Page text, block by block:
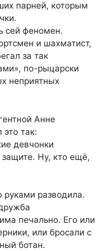
парней, которым
сей феномен.
и шахматист,
за так
по-рыцарски
неприятных
Анне
так:
девчонки
Ну, кто ещё,
руками разводила.
печально. Его или
или бросали с
ботан.